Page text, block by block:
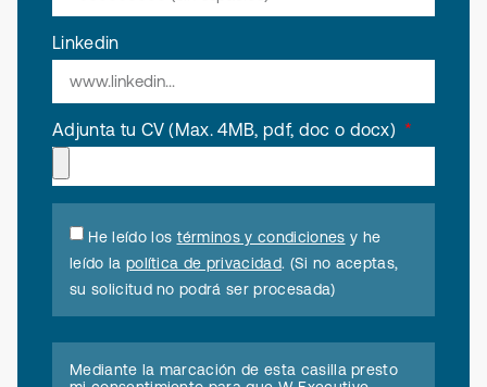
Linkedin
Adjunta tu CV (Max. 4MB, pdf, doc o docx)
He leído los términos y condiciones y he
leído la política de privacidad. (Si no aceptas,
su solicitud no podrá ser procesada)
Mediante la marcación de esta casilla presto